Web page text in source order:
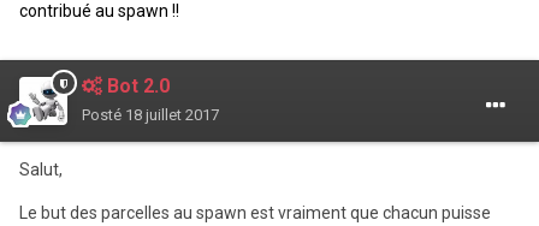
contribué au spawn !!
Bot 2.0
Posté 18 juillet 2017
Salut,
Le but des parcelles au spawn est vraiment que chacun puisse